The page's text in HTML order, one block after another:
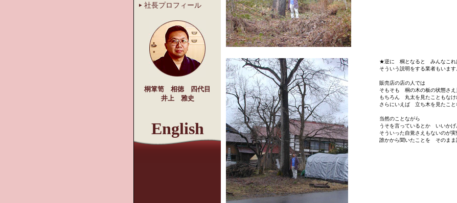
社長プロフィール
桐箪笥 相徳 四代目
井上 雅史
English
★逆に 桐となると みんなこれ
そういう説明をする業者もいます
販売店の店の人では
そもそも 桐の木の板の状態さ
もちろん 丸太を見たこともな
さらにいえば 立ち木を見たこと
当然のことながら
うそを言っているとか いいか
そういった自覚さえもないのが実
誰かから聞いたことを そのま